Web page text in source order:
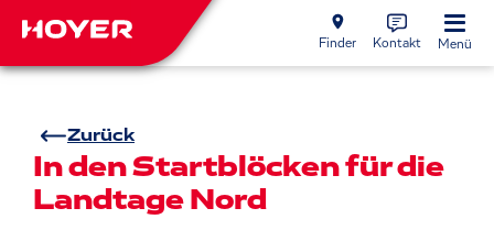
Finder Kontakt Menü
Zurück
In den Startblöcken für die
Landtage Nord